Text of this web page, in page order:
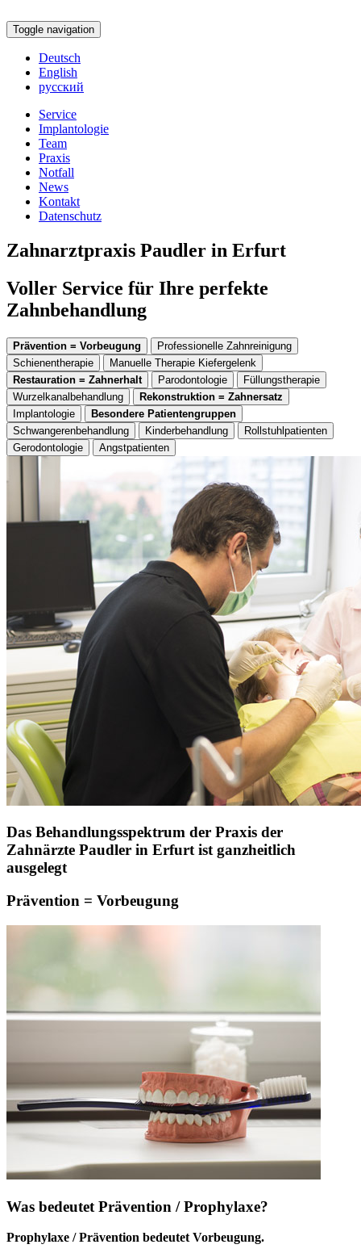
Toggle navigation
Deutsch
English
русский
Service
Implantologie
Team
Praxis
Notfall
News
Kontakt
Datenschutz
Zahnarztpraxis Paudler in Erfurt
Voller Service für Ihre perfekte
Zahnbehandlung
Prävention = Vorbeugung
Professionelle Zahnreinigung
Schienentherapie
Manuelle Therapie Kiefergelenk
Restauration = Zahnerhalt
Parodontologie
Füllungstherapie
Wurzelkanalbehandlung
Rekonstruktion = Zahnersatz
Implantologie
Besondere Patientengruppen
Schwangerenbehandlung
Kinderbehandlung
Rollstuhlpatienten
Gerodontologie
Angstpatienten
Das Behandlungsspektrum der Praxis der
Zahnärzte Paudler in Erfurt ist ganzheitlich
ausgelegt
Prävention = Vorbeugung
Was bedeutet Prävention / Prophylaxe?
Prophylaxe / Prävention bedeutet Vorbeugung.